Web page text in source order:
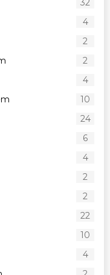
32
4
2
2
4
10
24
6
4
2
2
22
10
4